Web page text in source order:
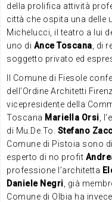
della prolifica attività
città che ospita una delle
Michelucci, il teatro a lui
uno di Ance Toscana , di
soggetto privato ed
Il Comune di Fiesole
dell’Ordine Architetti
vicepresidente della
Toscana Mariella Orsi ,
di Mu.De.To. Stefano
Comune di Pistoia sono
esperto di no profit
professione l’architetta
Daniele Negri , già
Comune di Olbia ha